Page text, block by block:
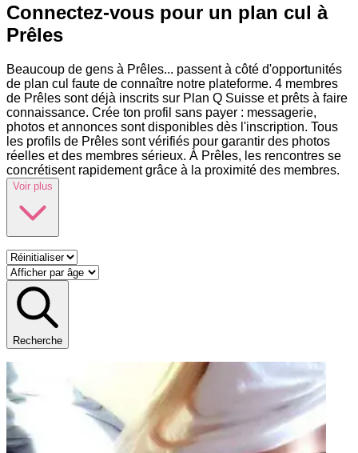
Connectez-vous pour un plan cul à
Prêles
Beaucoup de gens à Prêles... passent à côté d'opportunités
de plan cul faute de connaître notre plateforme. 4 membres
de Prêles sont déjà inscrits sur Plan Q Suisse et prêts à faire
connaissance. Crée ton profil sans payer : messagerie,
photos et annonces sont disponibles dès l'inscription. Tous
les profils de Prêles sont vérifiés pour garantir des photos
réelles et des membres sérieux. À Prêles, les rencontres se
concrétisent rapidement grâce à la proximité des membres.
Voir plus
Recherche